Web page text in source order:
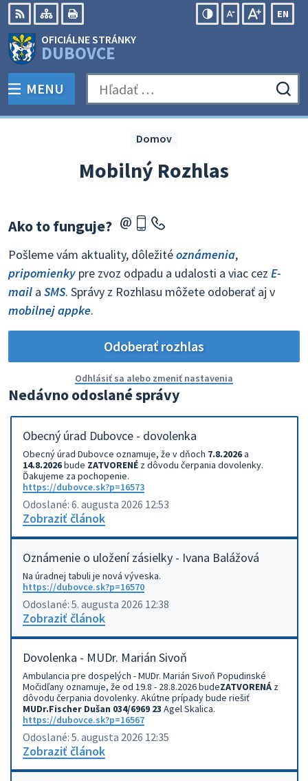
Preskočiť
na
obsah
RSS Mapa
EN
OFICIÁLNE STRÁNKY
DUBOVCE
PREPNÚŤ
MENU Hľadať:
Mobilný Rozhlas
Domov
Ako to funguje?
Pošleme vám aktuality, dôležitéoznámenia,
pripomienky pre zvoz odpadu a udalosti a viac cez E-
mail a SMS. Správy z Rozhlasu môžete odoberať aj v
mobilnej appke.
Odoberať rozhlas
Odhlásiť sa alebo zmeniť nastavenia
Nedávno odoslané správy
Obecný úrad Dubovce - dovolenka
Obecný úrad Dubovce oznamuje, že v dňoch 7.8.2026a
14.8.2026bude ZATVORENÉz dôvodu čerpania dovolenky.
Ďakujeme za pochopenie.
https://dubovce.sk?p=16573
Odoslané: 6. augusta 2026 12:53
Zobraziť článok
Oznámenie o uložení zásielky - Ivana Balážová
Na úradnej tabuli je nová výveska.
https://dubovce.sk?p=16570
Odoslané: 5. augusta 2026 12:38
Zobraziť článok
Dovolenka - MUDr. Marián Sivoň
Ambulancia pre dospelých - MUDr. Marián Sivoň Popudinské
Močidľany oznamuje, že od 19.8 - 28.8.2026 budeZATVORENÁ z
dôvodu čerpania dovolenky. Akútne prípady bude riešiť
MUDr.Fischer Dušan 034/6969 23 Agel Skalica.
https://dubovce.sk?p=16567
Odoslané: 5. augusta 2026 12:35
Zobraziť článok